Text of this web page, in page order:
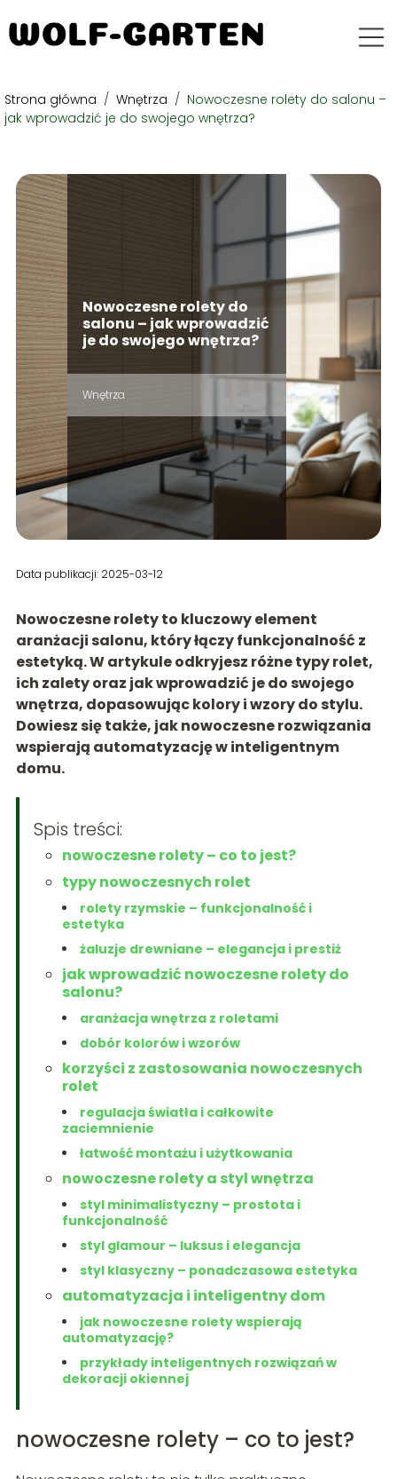
Strona główna / Wnętrza / Nowoczesne rolety do salonu –
jak wprowadzić je do swojego wnętrza?
Nowoczesne rolety do
salonu – jak wprowadzić
je do swojego wnętrza?
Wnętrza
Data publikacji: 2025-03-12
Nowoczesne rolety to kluczowy element
aranżacji salonu, który łączy funkcjonalność z
estetyką. W artykule odkryjesz różne typy rolet,
ich zalety oraz jak wprowadzić je do swojego
wnętrza, dopasowując kolory i wzory do stylu.
Dowiesz się także, jak nowoczesne rozwiązania
wspierają automatyzację w inteligentnym
domu.
Spis treści:
nowoczesne rolety – co to jest?
typy nowoczesnych rolet
rolety rzymskie – funkcjonalność i
estetyka
żaluzje drewniane – elegancja i prestiż
jak wprowadzić nowoczesne rolety do
salonu?
aranżacja wnętrza z roletami
dobór kolorów i wzorów
korzyści z zastosowania nowoczesnych
rolet
regulacja światła i całkowite
zaciemnienie
łatwość montażu i użytkowania
nowoczesne rolety a styl wnętrza
styl minimalistyczny – prostota i
funkcjonalność
styl glamour – luksus i elegancja
styl klasyczny – ponadczasowa estetyka
automatyzacja i inteligentny dom
jak nowoczesne rolety wspierają
automatyzację?
przykłady inteligentnych rozwiązań w
dekoracji okiennej
nowoczesne rolety – co to jest?